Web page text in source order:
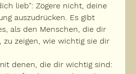
lieb": Zögere nicht, deine
auszudrücken. Es gibt
als den Menschen, die dir
zu zeigen, wie wichtig sie dir
denen, die dir wichtig sind: